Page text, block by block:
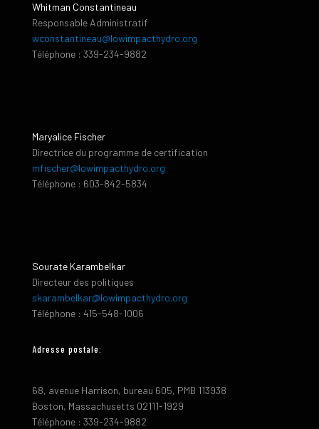
Whitman Constantineau
Responsable Administratif
wconstantineau@lowimpacthydro.org
Téléphone : 339-234-9882
Maryalice Fischer
Directrice du programme de certification
mfischer@lowimpacthydro.org
Téléphone : 603-842-5834
Sourate Karambelkar
Directeur des politiques
skarambelkar@lowimpacthydro.org
Téléphone : 415-548-1006
Adresse postale:
68, avenue Harrison, bureau 605, PMB 113938
Boston, Massachusetts 02111-1929
Téléphone : 339-234-9882